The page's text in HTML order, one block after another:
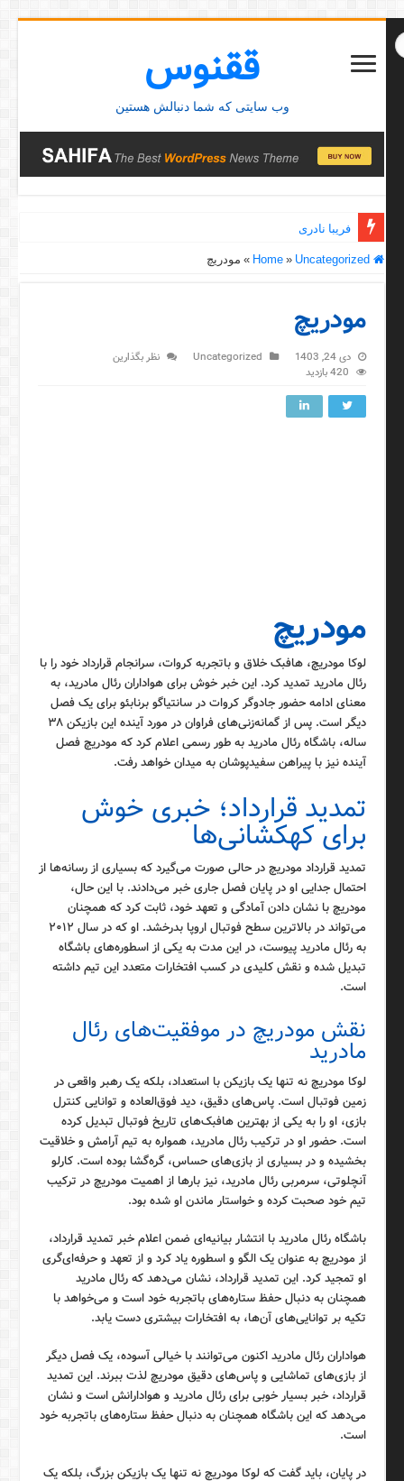
ققنوس
وب سایتی که شما دنبالش هستین
فریبا نادری
» Uncategorized
» مودریچ
مودریچ
دی 24, 1403 Uncategorized
نظر بگذارین
420 بازدید
مودریچ
لوکا مودریچ، هافبک خلاق و باتجربه کروات، سرانجام قرارداد خود را با
رئال مادرید تمدید کرد. این خبر خوش برای هواداران رئال مادرید، به
معنای ادامه حضور جادوگر کروات در سانتیاگو برنابئو برای یک فصل
دیگر است. پس از گمانه‌زنی‌های فراوان در مورد آینده این بازیکن ۳۸
ساله، باشگاه رئال مادرید به طور رسمی اعلام کرد که مودریچ فصل
آینده نیز با پیراهن سفیدپوشان به میدان خواهد رفت.
تمدید قرارداد؛ خبری خوش
برای کهکشانی‌ها
تمدید قرارداد مودریچ در حالی صورت می‌گیرد که بسیاری از رسانه‌ها از
احتمال جدایی او در پایان فصل جاری خبر می‌دادند. با این حال،
مودریچ با نشان دادن آمادگی و تعهد خود، ثابت کرد که همچنان
می‌تواند در بالاترین سطح فوتبال اروپا بدرخشد. او که در سال ۲۰۱۲
به رئال مادرید پیوست، در این مدت به یکی از اسطوره‌های باشگاه
تبدیل شده و نقش کلیدی در کسب افتخارات متعدد این تیم داشته
است.
نقش مودریچ در موفقیت‌های رئال
مادرید
لوکا مودریچ نه تنها یک بازیکن با استعداد، بلکه یک رهبر واقعی در
زمین فوتبال است. پاس‌های دقیق، دید فوق‌العاده و توانایی کنترل
بازی، او را به یکی از بهترین هافبک‌های تاریخ فوتبال تبدیل کرده
است. حضور او در ترکیب رئال مادرید، همواره به تیم آرامش و خلاقیت
بخشیده و در بسیاری از بازی‌های حساس، گره‌گشا بوده است. کارلو
آنچلوتی، سرمربی رئال مادرید، نیز بارها از اهمیت مودریچ در ترکیب
تیم خود صحبت کرده و خواستار ماندن او شده بود.
باشگاه رئال مادرید با انتشار بیانیه‌ای ضمن اعلام خبر تمدید قرارداد،
از مودریچ به عنوان یک الگو و اسطوره یاد کرد و از تعهد و حرفه‌ای‌گری
او تمجید کرد. این تمدید قرارداد، نشان می‌دهد که رئال مادرید
همچنان به دنبال حفظ ستاره‌های باتجربه خود است و می‌خواهد با
تکیه بر توانایی‌های آن‌ها، به افتخارات بیشتری دست یابد.
هواداران رئال مادرید اکنون می‌توانند با خیالی آسوده، یک فصل دیگر
از بازی‌های تماشایی و پاس‌های دقیق مودریچ لذت ببرند. این تمدید
قرارداد، خبر بسیار خوبی برای رئال مادرید و هوادارانش است و نشان
می‌دهد که این باشگاه همچنان به دنبال حفظ ستاره‌های باتجربه خود
است.
در پایان، باید گفت که لوکا مودریچ نه تنها یک بازیکن بزرگ، بلکه یک